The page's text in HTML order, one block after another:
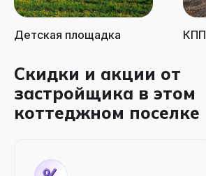
Детская площадка КПП
Скидки и акции от
застройщика в этом
коттеджном поселке